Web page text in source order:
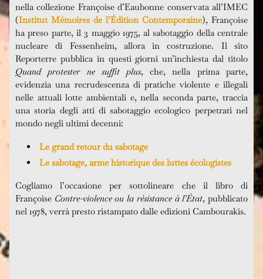
nella collezione Françoise d’Eaubonne conservata all’IMEC
(Institut Mémoires de l’Édition Contemporaine), Françoise
ha preso parte, il 3 maggio 1975, al sabotaggio della centrale
nucleare di Fessenheim, allora in costruzione. Il sito
Reporterre pubblica in questi giorni un’inchiesta dal titolo
Quand protester ne suffit plus, che, nella prima parte,
evidenzia una recrudescenza di pratiche violente e illegali
nelle attuali lotte ambientali e, nella seconda parte, traccia
una storia degli atti di sabotaggio ecologico perpetrati nel
mondo negli ultimi decenni:
Le grand retour du sabotage
Le sabotage, arme historique des luttes écologistes
Cogliamo l’occasione per sottolineare che il libro di
Françoise Contre-violence ou la résistance à l’État, pubblicato
nel 1978, verrà presto ristampato dalle edizioni Cambourakis.